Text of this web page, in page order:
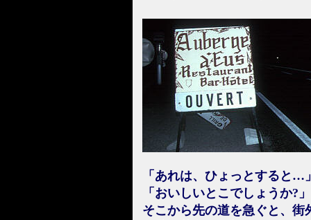
「あれは、ひょっとすると…
「おいしいとこでしょうか?
そこから先の道を急ぐと、